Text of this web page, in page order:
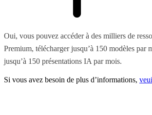
Oui, vous pouvez accéder à des milliers de
Premium, télécharger jusqu’à 150 modèles par
jusqu’à 150 présentations IA par mois.
Si vous avez besoin de plus d’informations,